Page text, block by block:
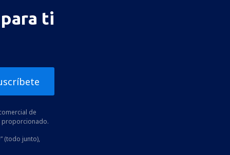
ti
de
proporcionado.
(todo junto),